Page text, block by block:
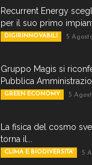
Recurrent Energy
per il suo primo
DIGIRINNOVABILI 5
Gruppo Magis si
Pubblica
GREEN ECONOMY 5
La fisica del cosmo
torna il...
CLIMA E BIODIVERSITA' 5